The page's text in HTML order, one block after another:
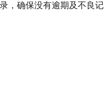
，确保没有逾期及不良记